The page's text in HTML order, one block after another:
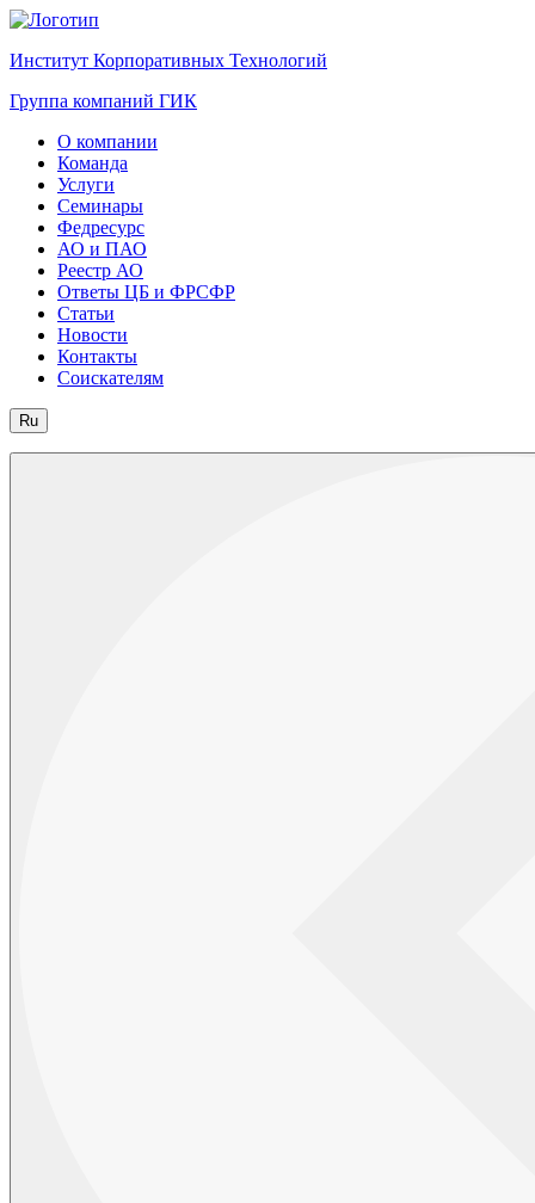
Институт Корпоративных Технологий
Группа компаний ГИК
О компании
Команда
Услуги
Семинары
Федресурс
АО и ПАО
Реестр АО
Ответы ЦБ и ФРСФР
Статьи
Новости
Контакты
Соискателям
Ru